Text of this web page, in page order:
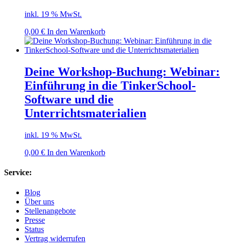
inkl. 19 % MwSt.
0,00 € In den Warenkorb
Deine Workshop-Buchung: Webinar:
Einführung in die TinkerSchool-
Software und die
Unterrichtsmaterialien
inkl. 19 % MwSt.
0,00 € In den Warenkorb
Service:
Blog
Über uns
Stellenangebote
Presse
Status
Vertrag widerrufen